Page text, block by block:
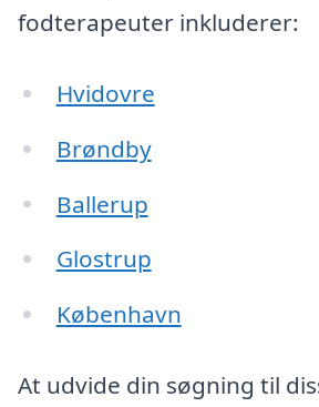
fodterapeuter inkluderer:
Hvidovre
Brøndby
Ballerup
Glostrup
København
At udvide din søgning til